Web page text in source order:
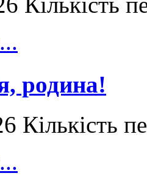
родина!
Кількість